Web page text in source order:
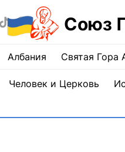
Союз
Албания Святая Гора
Человек и Церковь